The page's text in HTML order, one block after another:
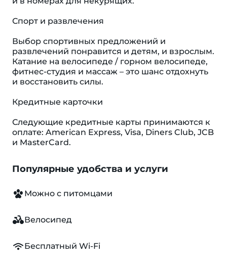
Спорт и развлечения
Выбор спортивных предложений и
развлечений понравится и детям, и взрослым.
Катание на велосипеде / горном велосипеде,
фитнес-студия и массаж – это шанс отдохнуть
и восстановить силы.
Кредитные карточки
Следующие кредитные карты принимаются к
оплате: American Express, Visa, Diners Club, JCB
и MasterCard.
Популярные удобства и услуги
Можно с питомцами
Велосипед
Бесплатный Wi-Fi